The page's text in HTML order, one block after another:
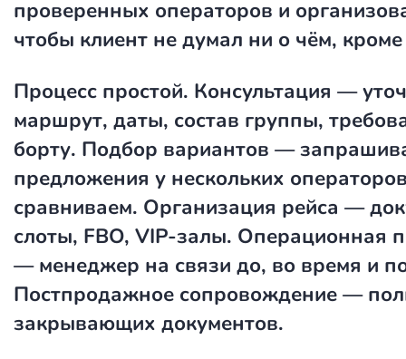
проверенных операторов и
чтобы клиент не думал ни о чём,
Процесс простой. Консультация —
маршрут, даты, состав группы,
борту. Подбор вариантов —
предложения у нескольких
сравниваем. Организация рейса —
слоты, FBO, VIP-залы. Операционная
— менеджер на связи до, во время и
Постпродажное сопровождение —
закрывающих документов.